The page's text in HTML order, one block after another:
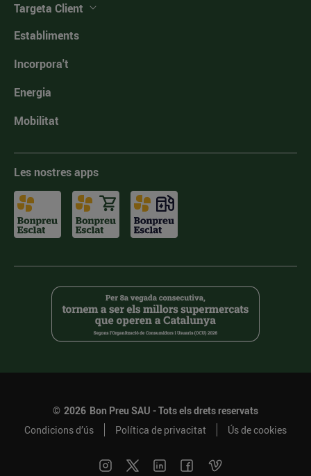
Targeta Client
Establiments
Incorpora't
Energia
Mobilitat
Les nostres apps
© 2026 Bon Preu SAU - Tots els drets reservats
Condicions d’ús
Política de privacitat Ús de cookies